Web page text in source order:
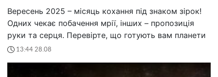
Вересень 2025 – місяць кохання під знаком зірок!
Одних чекає побачення мрії, інших – пропозиція
руки та серця. Перевірте, що готують вам планети
13:44 28.08